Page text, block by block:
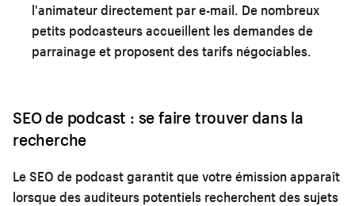
l'animateur directement par e-mail. De nombreux
petits podcasteurs accueillent les demandes de
parrainage et proposent des tarifs négociables.
SEO de podcast : se faire trouver dans la
recherche
Le SEO de podcast garantit que votre émission apparaît
lorsque des auditeurs potentiels recherchent des sujets